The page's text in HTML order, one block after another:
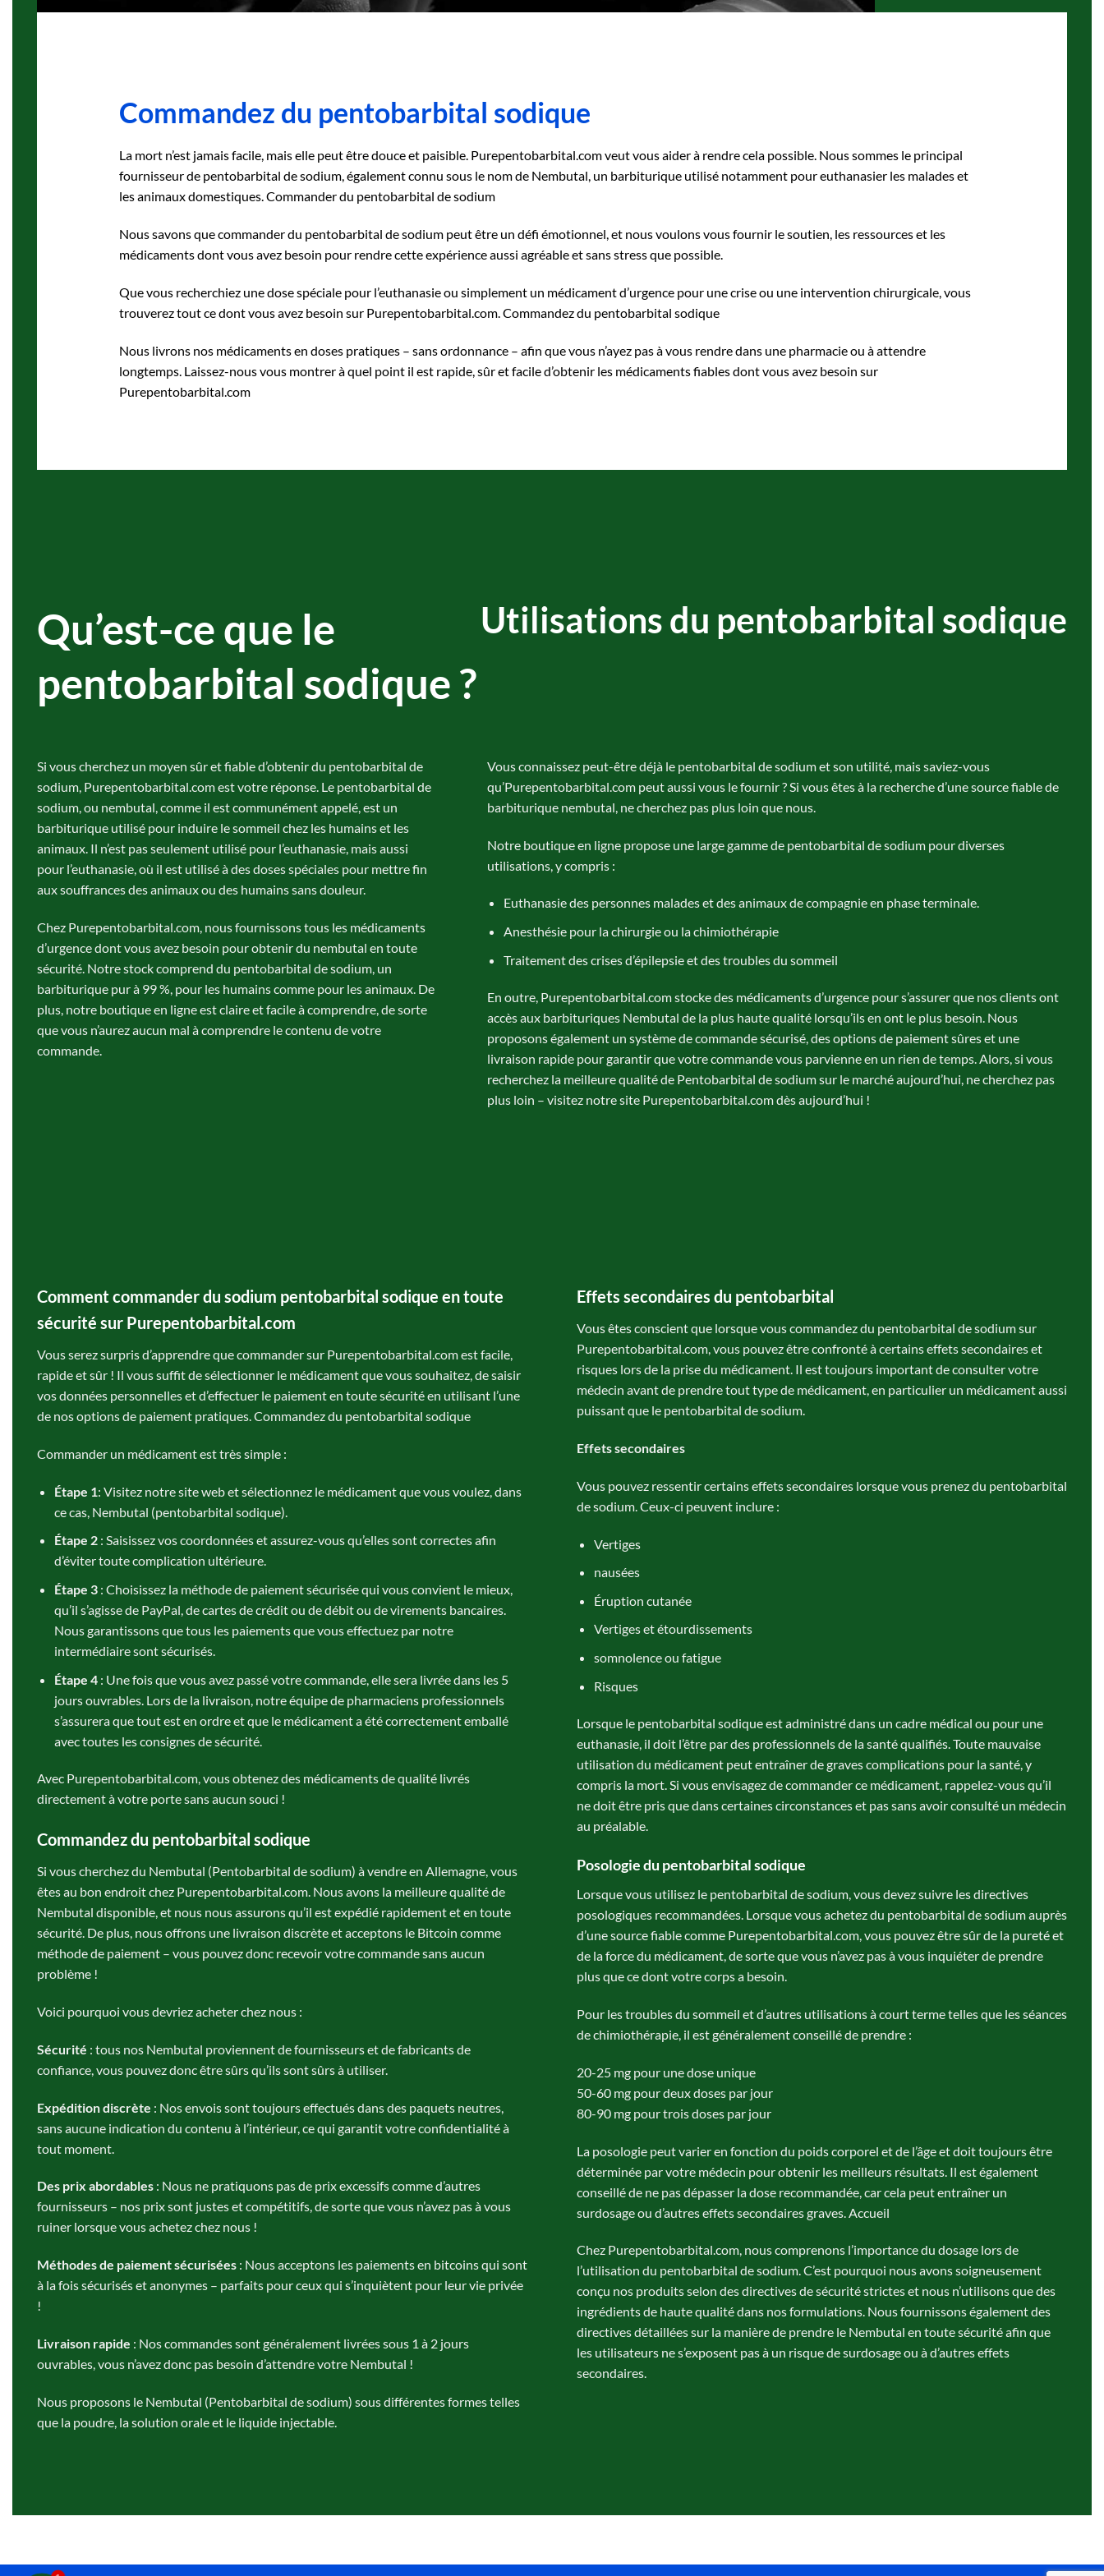
Commandez du pentobarbital sodique
La mort n’est jamais facile, mais elle peut être douce et paisible. Purepentobarbital.com veut vous aider à rendre cela possible. Nous sommes le principal
fournisseur de pentobarbital de sodium, également connu sous le nom de Nembutal, un barbiturique utilisé notamment pour euthanasier les malades et
les animaux domestiques. Commander du pentobarbital de sodium
Nous savons que commander du pentobarbital de sodium peut être un défi émotionnel, et nous voulons vous fournir le soutien, les ressources et les
médicaments dont vous avez besoin pour rendre cette expérience aussi agréable et sans stress que possible.
Que vous recherchiez une dose spéciale pour l’euthanasie ou simplement un médicament d’urgence pour une crise ou une intervention chirurgicale, vous
trouverez tout ce dont vous avez besoin sur Purepentobarbital.com. Commandez du pentobarbital sodique
Nous livrons nos médicaments en doses pratiques – sans ordonnance – afin que vous n’ayez pas à vous rendre dans une pharmacie ou à attendre
longtemps. Laissez-nous vous montrer à quel point il est rapide, sûr et facile d’obtenir les médicaments fiables dont vous avez besoin sur
Purepentobarbital.com
Qu’est-ce que le
pentobarbital sodique ?
Utilisations du pentobarbital sodique
Si vous cherchez un moyen sûr et fiable d’obtenir du pentobarbital de
sodium, Purepentobarbital.com est votre réponse. Le pentobarbital de
sodium, ou nembutal, comme il est communément appelé, est un
barbiturique utilisé pour induire le sommeil chez les humains et les
animaux. Il n’est pas seulement utilisé pour l’euthanasie, mais aussi
pour l’euthanasie, où il est utilisé à des doses spéciales pour mettre fin
aux souffrances des animaux ou des humains sans douleur.
Chez Purepentobarbital.com, nous fournissons tous les médicaments
d’urgence dont vous avez besoin pour obtenir du nembutal en toute
sécurité. Notre stock comprend du pentobarbital de sodium, un
barbiturique pur à 99 %, pour les humains comme pour les animaux. De
plus, notre boutique en ligne est claire et facile à comprendre, de sorte
que vous n’aurez aucun mal à comprendre le contenu de votre
commande.
Vous connaissez peut-être déjà le pentobarbital de sodium et son utilité, mais saviez-vous
qu’Purepentobarbital.com peut aussi vous le fournir ? Si vous êtes à la recherche d’une source fiable de
barbiturique nembutal, ne cherchez pas plus loin que nous.
Notre boutique en ligne propose une large gamme de pentobarbital de sodium pour diverses
utilisations, y compris :
Euthanasie des personnes malades et des animaux de compagnie en phase terminale.
Anesthésie pour la chirurgie ou la chimiothérapie
Traitement des crises d’épilepsie et des troubles du sommeil
En outre, Purepentobarbital.com stocke des médicaments d’urgence pour s’assurer que nos clients ont
accès aux barbituriques Nembutal de la plus haute qualité lorsqu’ils en ont le plus besoin. Nous
proposons également un système de commande sécurisé, des options de paiement sûres et une
livraison rapide pour garantir que votre commande vous parvienne en un rien de temps. Alors, si vous
recherchez la meilleure qualité de Pentobarbital de sodium sur le marché aujourd’hui, ne cherchez pas
plus loin – visitez notre site Purepentobarbital.com dès aujourd’hui !
Comment commander du sodium pentobarbital sodique en toute
sécurité sur Purepentobarbital.com
Vous serez surpris d’apprendre que commander sur Purepentobarbital.com est facile,
rapide et sûr ! Il vous suffit de sélectionner le médicament que vous souhaitez, de saisir
vos données personnelles et d’effectuer le paiement en toute sécurité en utilisant l’une
de nos options de paiement pratiques. Commandez du pentobarbital sodique
Commander un médicament est très simple :
Étape 1: Visitez notre site web et sélectionnez le médicament que vous voulez, dans
ce cas, Nembutal (pentobarbital sodique).
Étape 2: Saisissez vos coordonnées et assurez-vous qu’elles sont correctes afin
d’éviter toute complication ultérieure.
Étape 3: Choisissez la méthode de paiement sécurisée qui vous convient le mieux,
qu’il s’agisse de PayPal, de cartes de crédit ou de débit ou de virements bancaires.
Nous garantissons que tous les paiements que vous effectuez par notre
intermédiaire sont sécurisés.
Étape 4: Une fois que vous avez passé votre commande, elle sera livrée dans les 5
jours ouvrables. Lors de la livraison, notre équipe de pharmaciens professionnels
s’assurera que tout est en ordre et que le médicament a été correctement emballé
avec toutes les consignes de sécurité.
Avec Purepentobarbital.com, vous obtenez des médicaments de qualité livrés
directement à votre porte sans aucun souci !
Commandez du pentobarbital sodique
Si vous cherchez du Nembutal (Pentobarbital de sodium) à vendre en Allemagne, vous
êtes au bon endroit chez Purepentobarbital.com. Nous avons la meilleure qualité de
Nembutal disponible, et nous nous assurons qu’il est expédié rapidement et en toute
sécurité. De plus, nous offrons une livraison discrète et acceptons le Bitcoin comme
méthode de paiement – vous pouvez donc recevoir votre commande sans aucun
problème !
Voici pourquoi vous devriez acheter chez nous :
Sécurité : tous nos Nembutal proviennent de fournisseurs et de fabricants de
confiance, vous pouvez donc être sûrs qu’ils sont sûrs à utiliser.
Expédition discrète : Nos envois sont toujours effectués dans des paquets neutres,
sans aucune indication du contenu à l’intérieur, ce qui garantit votre confidentialité à
tout moment.
Des prix abordables : Nous ne pratiquons pas de prix excessifs comme d’autres
fournisseurs – nos prix sont justes et compétitifs, de sorte que vous n’avez pas à vous
ruiner lorsque vous achetez chez nous !
Méthodes de paiement sécurisées : Nous acceptons les paiements en bitcoins qui sont
à la fois sécurisés et anonymes – parfaits pour ceux qui s’inquiètent pour leur vie privée
!
Livraison rapide : Nos commandes sont généralement livrées sous 1 à 2 jours
ouvrables, vous n’avez donc pas besoin d’attendre votre Nembutal !
Nous proposons le Nembutal (Pentobarbital de sodium) sous différentes formes telles
que la poudre, la solution orale et le liquide injectable.
Effets secondaires du pentobarbital
Vous êtes conscient que lorsque vous commandez du pentobarbital de sodium sur
Purepentobarbital.com, vous pouvez être confronté à certains effets secondaires et
risques lors de la prise du médicament. Il est toujours important de consulter votre
médecin avant de prendre tout type de médicament, en particulier un médicament aussi
puissant que le pentobarbital de sodium.
Effets secondaires
Vous pouvez ressentir certains effets secondaires lorsque vous prenez du pentobarbital
de sodium. Ceux-ci peuvent inclure :
Vertiges
nausées
Éruption cutanée
Vertiges et étourdissements
somnolence ou fatigue
Risques
Lorsque le pentobarbital sodique est administré dans un cadre médical ou pour une
euthanasie, il doit l’être par des professionnels de la santé qualifiés. Toute mauvaise
utilisation du médicament peut entraîner de graves complications pour la santé, y
compris la mort. Si vous envisagez de commander ce médicament, rappelez-vous qu’il
ne doit être pris que dans certaines circonstances et pas sans avoir consulté un médecin
au préalable.
Posologie du pentobarbital sodique
Lorsque vous utilisez le pentobarbital de sodium, vous devez suivre les directives
posologiques recommandées. Lorsque vous achetez du pentobarbital de sodium auprès
d’une source fiable comme Purepentobarbital.com, vous pouvez être sûr de la pureté et
de la force du médicament, de sorte que vous n’avez pas à vous inquiéter de prendre
plus que ce dont votre corps a besoin.
Pour les troubles du sommeil et d’autres utilisations à court terme telles que les séances
de chimiothérapie, il est généralement conseillé de prendre :
20-25 mg pour une dose unique
50-60 mg pour deux doses par jour
80-90 mg pour trois doses par jour
La posologie peut varier en fonction du poids corporel et de l’âge et doit toujours être
déterminée par votre médecin pour obtenir les meilleurs résultats. Il est également
conseillé de ne pas dépasser la dose recommandée, car cela peut entraîner un
surdosage ou d’autres effets secondaires graves. Accueil
Chez Purepentobarbital.com, nous comprenons l’importance du dosage lors de
l’utilisation du pentobarbital de sodium. C’est pourquoi nous avons soigneusement
conçu nos produits selon des directives de sécurité strictes et nous n’utilisons que des
ingrédients de haute qualité dans nos formulations. Nous fournissons également des
directives détaillées sur la manière de prendre le Nembutal en toute sécurité afin que
les utilisateurs ne s’exposent pas à un risque de surdosage ou à d’autres effets
secondaires.